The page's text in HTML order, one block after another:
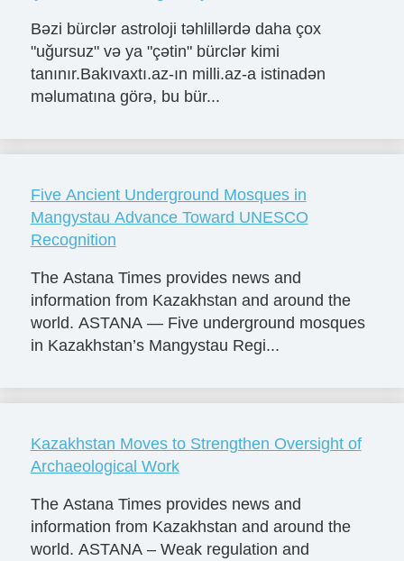
Bəzi bürclər astroloji təhlillərdə daha çox
"uğursuz" və ya "çətin" bürclər kimi
tanınır.Bakıvaxtı.az-ın milli.az-a istinadən
məlumatına görə, bu bür...
Five Ancient Underground Mosques in
Mangystau Advance Toward UNESCO
Recognition
The Astana Times provides news and
information from Kazakhstan and around the
world. ASTANA — Five underground mosques
in Kazakhstan’s Mangystau Regi...
Kazakhstan Moves to Strengthen Oversight of
Archaeological Work
The Astana Times provides news and
information from Kazakhstan and around the
world. ASTANA – Weak regulation and